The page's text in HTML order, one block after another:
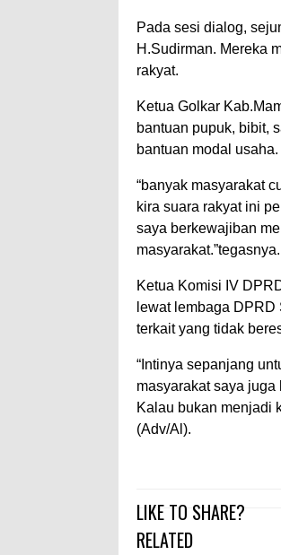
Pada sesi dialog,
H.Sudirman. Mereka
rakyat.
Ketua Golkar
bantuan pupuk, bibit,
bantuan modal usaha.
“banyak masyarakat
kira suara rakyat ini
saya berkewajiban
masyarakat.”tegasnya.
Ketua Komisi IV
lewat lembaga
terkait yang tidak
“Intinya sepanjang
masyarakat saya
Kalau bukan menjadi
(Adv/Al).
LIKE TO SHARE?
RELATED